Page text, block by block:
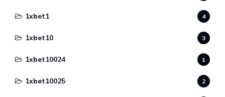
1xbet1 4
1xbet10 3
1xbet10024 1
1xbet10025 2